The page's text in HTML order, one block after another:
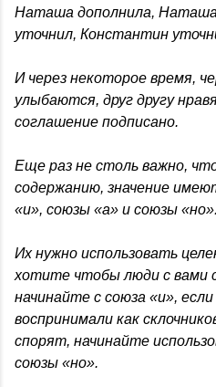
Наташа дополнила,
уточнил, Константин
И через некоторое время,
улыбаются, друг другу
соглашение подписано.
Еще раз не столь важно,
содержанию, значение
«и», союзы «а» и союзы «но».
Их нужно использовать
хотите чтобы люди с вами
начинайте с союза «и»,
воспринимали как
спорят, начинайте
союзы «но».